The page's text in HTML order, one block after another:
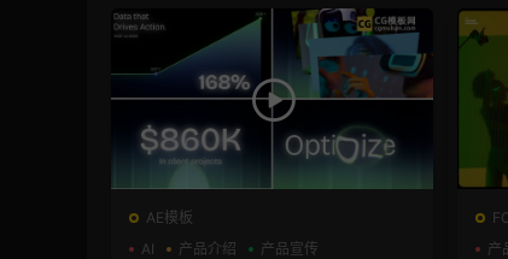
AE模板
AI
产品介绍 产品宣传
产